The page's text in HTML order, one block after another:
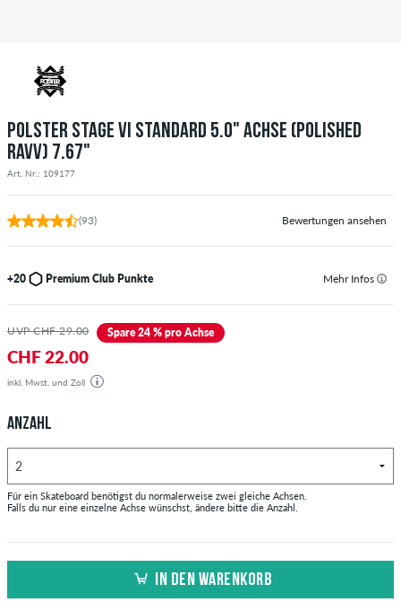
POLSTER STAGE VI STANDARD 5.0" ACHSE (POLISHED
RAVV) 7.67"
Art. Nr.: 109177
(93) Bewertungen ansehen
+20 Premium Club Punkte Mehr Infos
UVP CHF 29.00 Spare 24 % pro Achse
CHF 22.00
inkl. Mwst. und Zoll
ANZAHL
Für ein Skateboard benötigst du normalerweise zwei gleiche Achsen.
Falls du nur eine einzelne Achse wünschst, ändere bitte die Anzahl.
IN DEN WARENKORB